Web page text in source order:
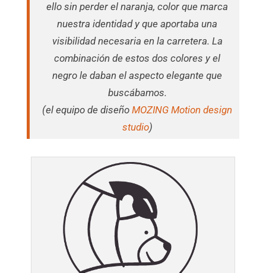
ello sin perder el naranja, color que marca
nuestra identidad y que aportaba una
visibilidad necesaria en la carretera. La
combinación de estos dos colores y el
negro le daban el aspecto elegante que
buscábamos.
(el equipo de diseñoMOZING Motion design
studio)